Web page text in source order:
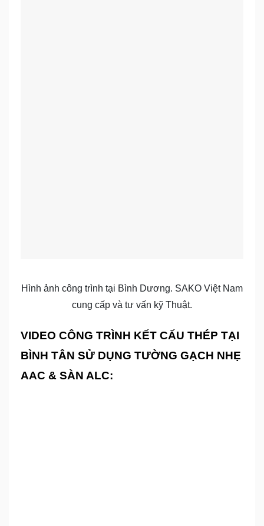
Hình ảnh công trình tại Bình Dương. SAKO Việt Nam
cung cấp và tư vấn kỹ Thuật.
VIDEO CÔNG TRÌNH KẾT CẤU THÉP TẠI
BÌNH TÂN SỬ DỤNG TƯỜNG GẠCH NHẸ
AAC & SÀN ALC: